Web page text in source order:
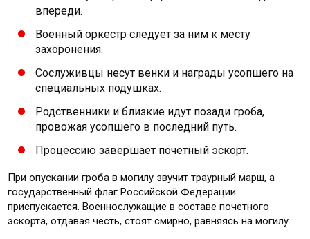
впереди.
Военный оркестр следует за ним к месту
захоронения.
Сослуживцы несут венки и награды усопшего на
специальных подушках.
Родственники и близкие идут позади гроба,
провожая усопшего в последний путь.
Процессию завершает почетный эскорт.
При опускании гроба в могилу звучит траурный марш, а
государственный флаг Российской Федерации
приспускается. Военнослужащие в составе почетного
эскорта, отдавая честь, стоят смирно, равняясь на могилу.